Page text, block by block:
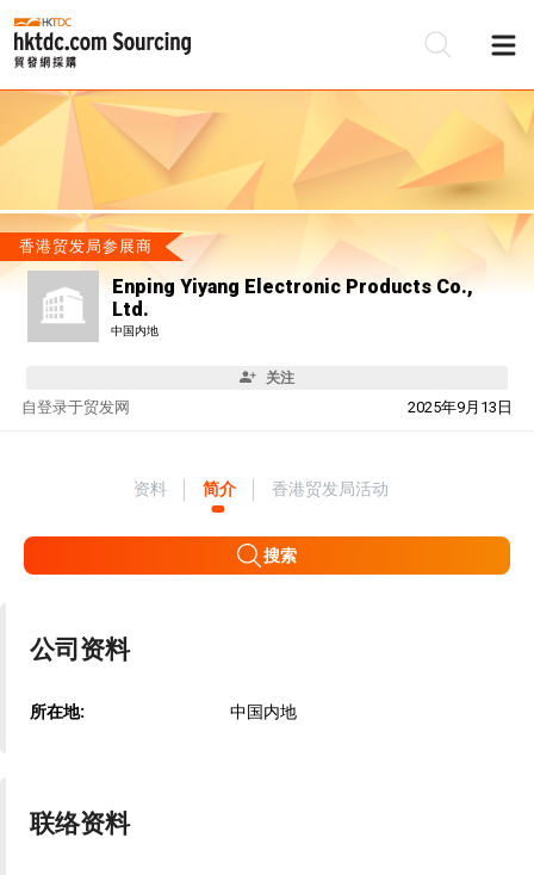
香港贸发局参展商
Enping Yiyang Electronic Products Co.,
Ltd.
中国内地
关注
自 2025年9月13日
登录于贸发网
资料 简介 香港贸发局活动
搜索
公司资料
所在地: 中国内地
联络资料